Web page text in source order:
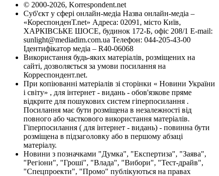
© 2000-2026, Korrespondent.net
Суб'єкт у сфері онлайн-медіа Назва онлайн-медіа –
«КореспонденТ.net» Адреса: 02091, місто Київ,
ХАРКІВСЬКЕ ШОСЕ, будинок 172-Б, офіс 208/1 E-mail:
sunlight@mediadim.com.ua Телефон: 044-205-43-00
Ідентифікатор медіа – R40-06068
Використання будь-яких матеріалів, розміщених на
сайті, дозволяється за умови посилання на
Корреспондент.net.
При копіюванні матеріалів зі сторінки « Новини України
і світу» , для інтернет - видань - обов'язкове пряме
відкрите для пошукових систем гіперпосилання .
Посилання має бути розміщена в незалежності від
повного або часткового використання матеріалів.
Гіперпосилання ( для інтернет - видань) - повинна бути
розміщена в підзаголовку або в першому абзаці
матеріалу.
Новини з позначками "Думка", "Експертиза", "Заява",
"Регіони", "Гроші", "Влада", "Вибори", "Тест-драйв",
"Спецпроекти", "Промо" публікуються на правах